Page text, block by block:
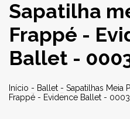
Sapatilha
Frappé -
Ballet -
Início - Ballet - Sapatilhas Meia
Frappé - Evidence Ballet -